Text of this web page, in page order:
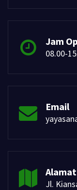
Jam
08.00-
Email
Alamat
Jl.